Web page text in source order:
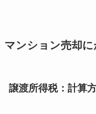
マンション売却
譲渡所得税：計算